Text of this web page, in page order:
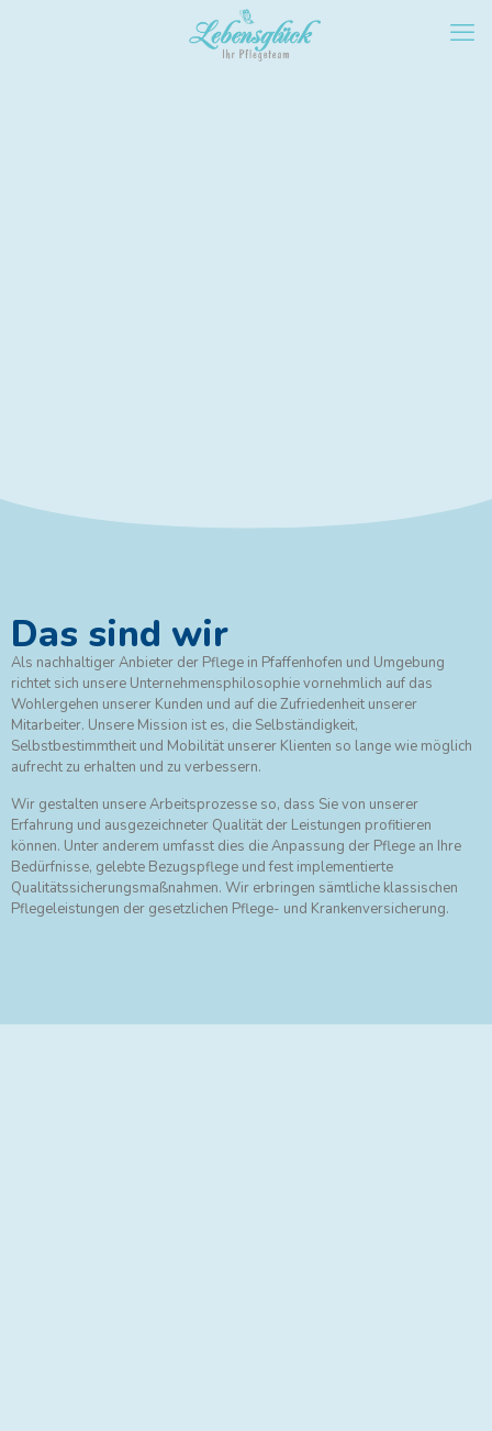
Das sind wir
Als nachhaltiger Anbieter der Pflege in Pfaffenhofen und Umgebung
richtet sich unsere Unternehmensphilosophie vornehmlich auf das
Wohlergehen unserer Kunden und auf die Zufriedenheit unserer
Mitarbeiter. Unsere Mission ist es, die Selbständigkeit,
Selbstbestimmtheit und Mobilität unserer Klienten so lange wie möglich
aufrecht zu erhalten und zu verbessern.
Wir gestalten unsere Arbeitsprozesse so, dass Sie von unserer
Erfahrung und ausgezeichneter Qualität der Leistungen profitieren
können. Unter anderem umfasst dies die Anpassung der Pflege an Ihre
Bedürfnisse, gelebte Bezugspflege und fest implementierte
Qualitätssicherungsmaßnahmen. Wir erbringen sämtliche klassischen
Pflegeleistungen der gesetzlichen Pflege- und Krankenversicherung.